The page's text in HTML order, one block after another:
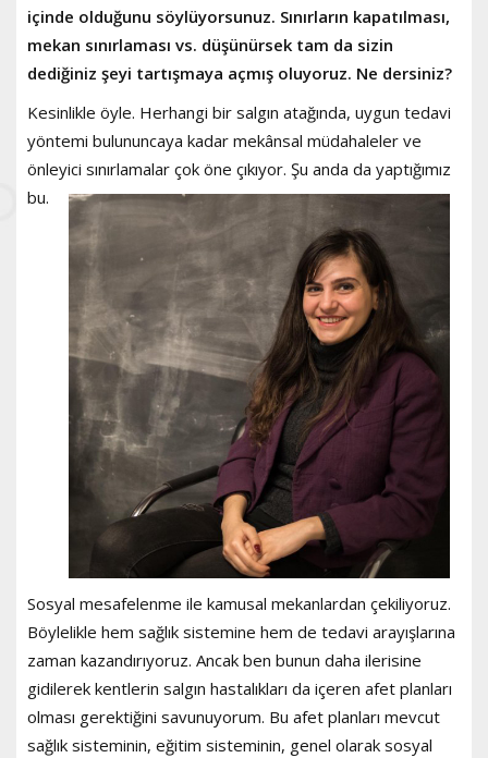
içinde olduğunu söylüyorsunuz. Sınırların kapatılması,
mekan sınırlaması vs. düşünürsek tam da sizin
dediğiniz şeyi tartışmaya açmış oluyoruz. Ne dersiniz?
Kesinlikle öyle. Herhangi bir salgın atağında, uygun tedavi
yöntemi bulununcaya kadar mekânsal müdahaleler ve
önleyici sınırlamalar çok öne çıkıyor. Şu anda da yaptığımız
bu.
Sosyal mesafelenme ile kamusal mekanlardan çekiliyoruz.
Böylelikle hem sağlık sistemine hem de tedavi arayışlarına
zaman kazandırıyoruz. Ancak ben bunun daha ilerisine
gidilerek kentlerin salgın hastalıkları da içeren afet planları
olması gerektiğini savunuyorum. Bu afet planları mevcut
sağlık sisteminin, eğitim sisteminin, genel olarak sosyal